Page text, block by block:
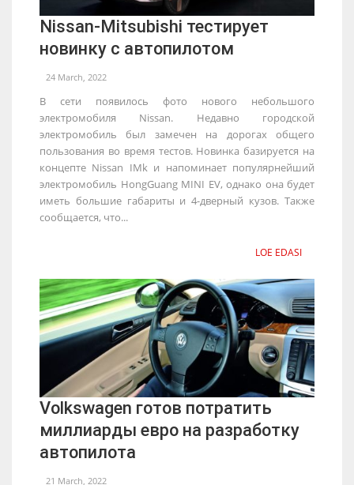
Nissan-Mitsubishi тестирует
новинку с автопилотом
24 March, 2022
В сети появилось фото нового небольшого
электромобиля Nissan. Недавно городской
электромобиль был замечен на дорогах общего
пользования во время тестов. Новинка базируется на
концепте Nissan IMk и напоминает популярнейший
электромобиль HongGuang MINI EV, однако она будет
иметь большие габариты и 4-дверный кузов. Также
сообщается, что...
LOE EDASI
Volkswagen готов потратить
миллиарды евро на разработку
автопилота
21 March, 2022